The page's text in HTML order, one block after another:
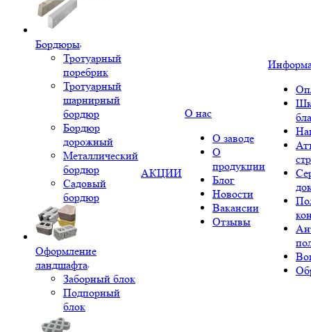
Бордюры
Тротуарный
поребрик
Тротуарный
шарнирный
бордюр
Бордюр
дорожный
Металлический
бордюр
Садовый
бордюр
Оформление
ландшафта
Заборный блок
Подпорный
блок
АКЦИИ
О нас
О заводе
О
продукции
Блог
Новости
Вакансии
Отзывы